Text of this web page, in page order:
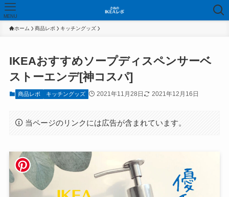
MENU
ホーム 商品レポ キッチングッズ
IKEAおすすめソープディスペンサーベ
ストーエンデ[神コスパ]
商品レポ キッチングッズ 2021年11月28日 2021年12月16日
当ページのリンクには広告が含まれています。